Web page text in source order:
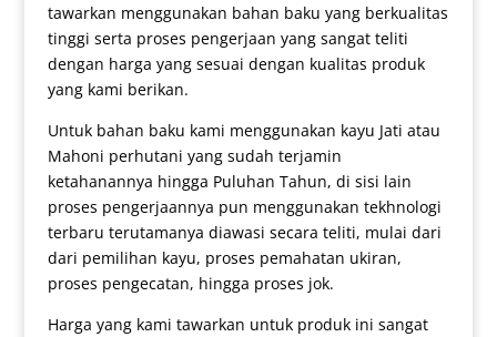
tawarkan menggunakan bahan baku yang berkualitas
tinggi serta proses pengerjaan yang sangat teliti
dengan harga yang sesuai dengan kualitas produk
yang kami berikan.
Untuk bahan baku kami menggunakan kayu Jati atau
Mahoni perhutani yang sudah terjamin
ketahanannya hingga Puluhan Tahun, di sisi lain
proses pengerjaannya pun menggunakan tekhnologi
terbaru terutamanya diawasi secara teliti, mulai dari
dari pemilihan kayu, proses pemahatan ukiran,
proses pengecatan, hingga proses jok.
Harga yang kami tawarkan untuk produk ini sangat